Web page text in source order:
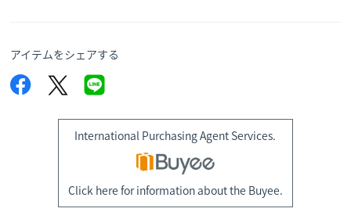
アイテムをシェアする
International Purchasing Agent Services.
Click here for information about the Buyee.